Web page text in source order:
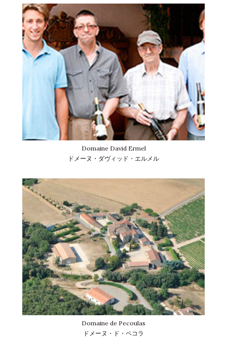
Domaine David Ermel
ドメーヌ・ダヴィッド・エルメル
Domaine de Pecoulas
ドメーヌ・ド・ペコラ